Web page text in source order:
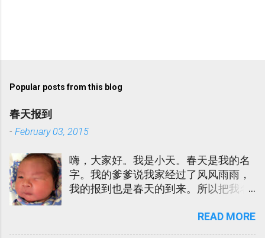
t
C
o
m
e
n
t
Popular posts from this blog
春天报到
- February 03, 2015
嗨，大家好。我是小天。春天是我的名
字。我的爹爹说我家经过了风风雨雨，
我的报到也是春天的到来。所以把我名
给我取了一个- Sky Lee. 在迎接我的到
READ MORE